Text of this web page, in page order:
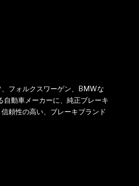
、フォルクスワーゲン、BMWな
自動車メーカーに、純正ブレーキ
頼性の高い、ブレーキブランド